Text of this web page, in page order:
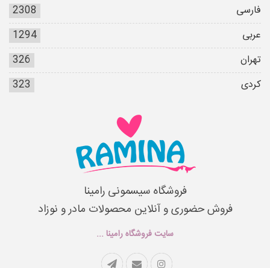
فارسی
2308
عربی
1294
تهران
326
کردی
323
فروشگاه سیسمونی رامینا
فروش حضوری و آنلاین محصولات مادر و نوزاد
سایت فروشگاه رامینا ...